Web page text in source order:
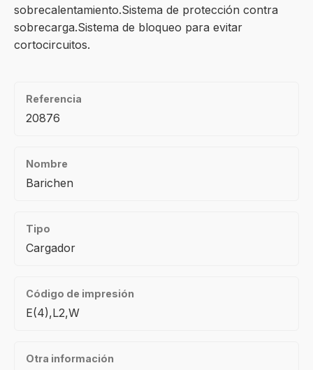
sobrecalentamiento.Sistema de protección contra
sobrecarga.Sistema de bloqueo para evitar
cortocircuitos.
Referencia
20876
Nombre
Barichen
Tipo
Cargador
Código de impresión
E(4),L2,W
Otra información